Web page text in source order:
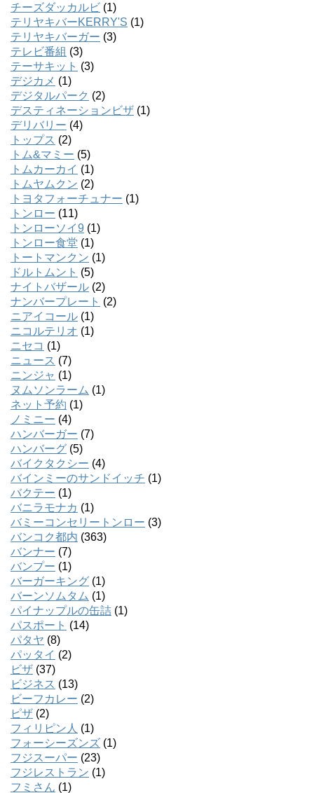
チーズダッカルビ (1)
テリヤキバーKERRY'S (1)
テリヤキバーガー (3)
テレビ番組 (3)
テーサキット (3)
デジカメ (1)
デジタルパーク (2)
デスティネーションビザ (1)
デリバリー (4)
トップス (2)
トム&マミー (5)
トムカーカイ (1)
トムヤムクン (2)
トヨタフォーチュナー (1)
トンロー (11)
トンローソイ9 (1)
トンロー食堂 (1)
トートマンクン (1)
ドルトムント (5)
ナイトバザール (2)
ナンバープレート (2)
ニアイコール (1)
ニコルテリオ (1)
ニセコ (1)
ニュース (7)
ニンジャ (1)
ヌムソンラーム (1)
ネット予約 (1)
ノミニー (4)
ハンバーガー (7)
ハンバーグ (5)
バイクタクシー (4)
バインミーのサンドイッチ (1)
バクテー (1)
バニラモナカ (1)
バミーコンセリートンロー (3)
バンコク都内 (363)
バンナー (7)
バンプー (1)
バーガーキング (1)
バーンソムタム (1)
パイナップルの缶詰 (1)
パスポート (14)
パタヤ (8)
パッタイ (2)
ビザ (37)
ビジネス (13)
ビーフカレー (2)
ピザ (2)
フィリピン人 (1)
フォーシーズンズ (1)
フジスーパー (23)
フジレストラン (1)
フミさん (1)